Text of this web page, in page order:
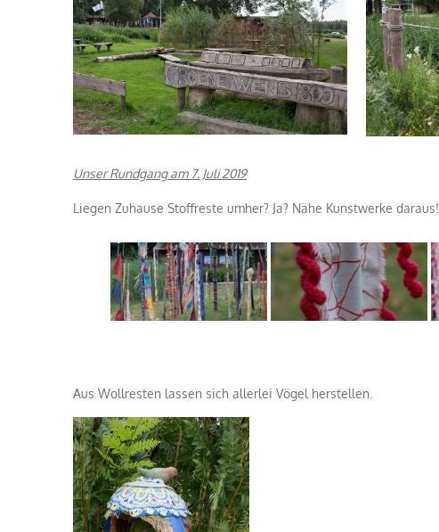
Unser Rundgang am 7. Juli 2019
Liegen Zuhause Stoffreste umher? Ja? Nähe Kunstwerke daraus!
Aus Wollresten lassen sich allerlei Vögel herstellen.